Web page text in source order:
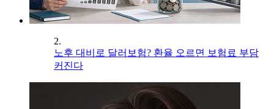
2.
노후 대비로 달러보험? 환율 오르면 보험료 부담
커진다